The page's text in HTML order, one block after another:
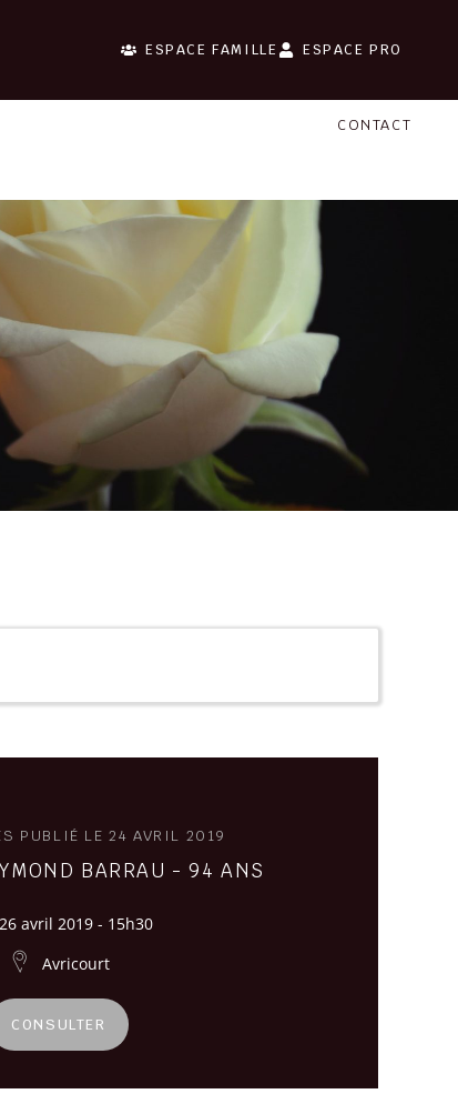
ESPACE FAMILLE ESPACE PRO
CONTACT
PUBLIÉ LE 24 AVRIL 2019
BARRAU - 94 ANS
26 avril 2019 - 15h30
Avricourt
CONSULTER